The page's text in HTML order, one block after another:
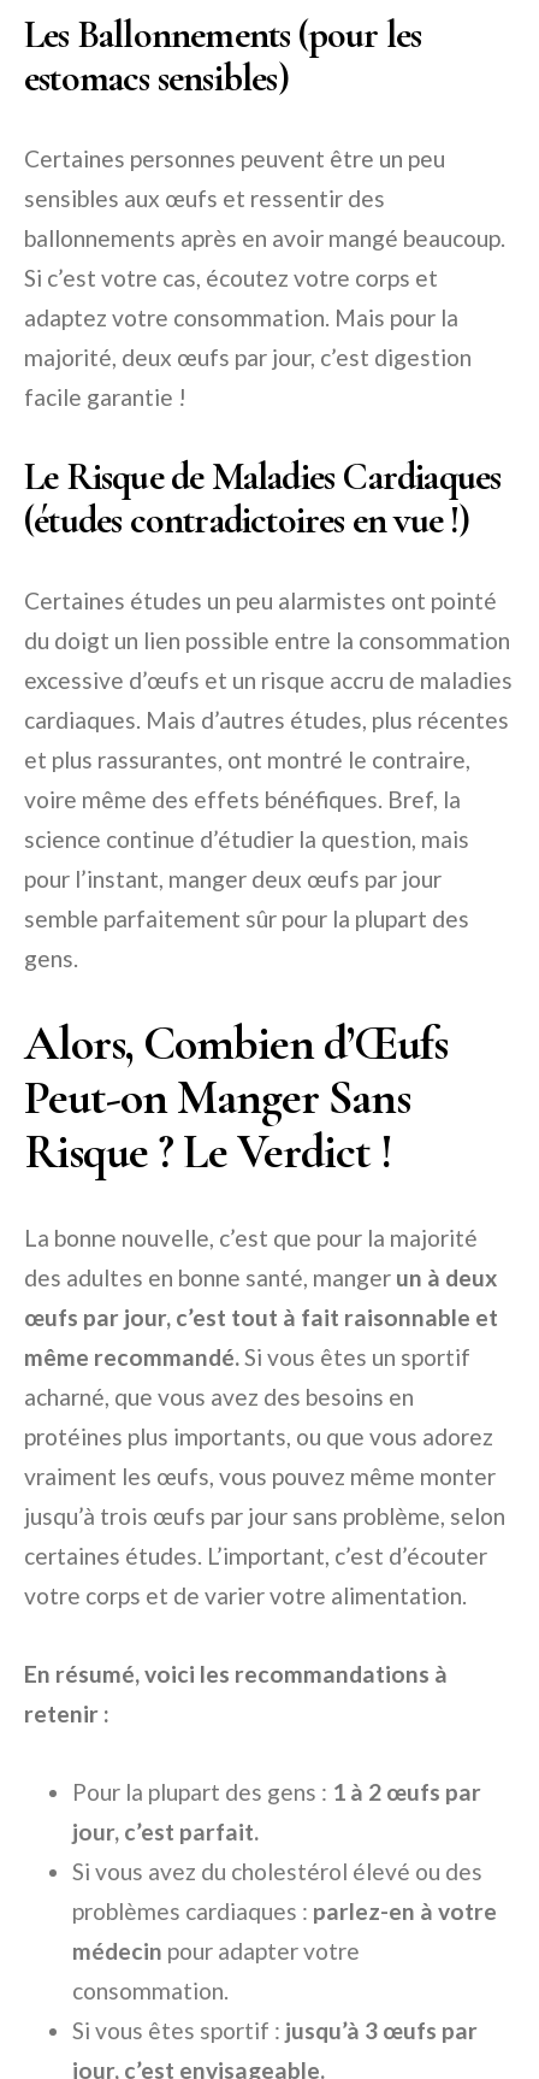
Les Ballonnements (pour les
estomacs sensibles)
Certaines personnes peuvent être un peu
sensibles aux œufs et ressentir des
ballonnements après en avoir mangé beaucoup.
Si c’est votre cas, écoutez votre corps et
adaptez votre consommation. Mais pour la
majorité, deux œufs par jour, c’est digestion
facile garantie !
Le Risque de Maladies Cardiaques
(études contradictoires en vue !)
Certaines études un peu alarmistes ont pointé
du doigt un lien possible entre la consommation
excessive d’œufs et un risque accru de maladies
cardiaques. Mais d’autres études, plus récentes
et plus rassurantes, ont montré le contraire,
voire même des effets bénéfiques. Bref, la
science continue d’étudier la question, mais
pour l’instant, manger deux œufs par jour
semble parfaitement sûr pour la plupart des
gens.
Alors, Combien d’Œufs
Peut-on Manger Sans
Risque ? Le Verdict !
La bonne nouvelle, c’est que pour la majorité
des adultes en bonne santé, manger un à deux
œufs par jour, c’est tout à fait raisonnable et
même recommandé.Si vous êtes un sportif
acharné, que vous avez des besoins en
protéines plus importants, ou que vous adorez
vraiment les œufs, vous pouvez même monter
jusqu’à trois œufs par jour sans problème, selon
certaines études. L’important, c’est d’écouter
votre corps et de varier votre alimentation.
En résumé, voici les recommandations à
retenir :
Pour la plupart des gens : 1 à 2 œufs par
jour, c’est parfait.
Si vous avez du cholestérol élevé ou des
problèmes cardiaques : parlez-en à votre
médecin pour adapter votre
consommation.
Si vous êtes sportif : jusqu’à 3 œufs par
jour, c’est envisageable.